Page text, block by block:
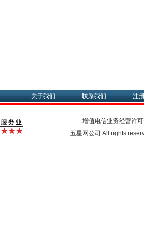
关于我们 联系我们 注
增值电信业务经营许
五星网公司 All rights